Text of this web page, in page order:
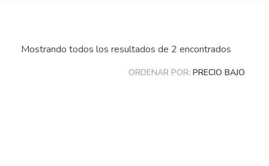
Mostrando todos los resultados de 2 encontrados
ORDENAR POR: PRECIO BAJO